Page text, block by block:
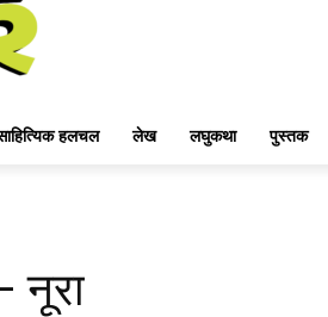
हलचल लेख लघुकथा पुस्तक
नूरा